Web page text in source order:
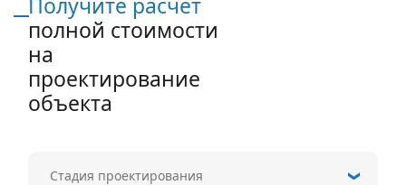
полной стоимости
на
проектирование
объекта